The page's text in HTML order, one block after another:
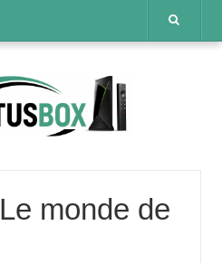
Le monde de